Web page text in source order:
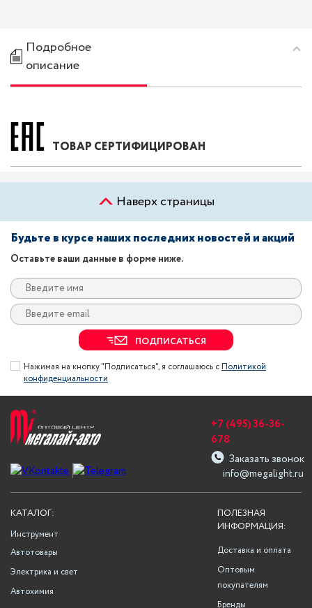
Подробное
описание
ТОВАР СЕРТИФИЦИРОВАН
Наверх страницы
Будьте в курсе наших последних новостей и акций
Оставьте ваши данные в форме ниже.
ПОДПИСАТЬСЯ
Нажимая на кнопку "Подписаться", я соглашаюсь сПолитикой
конфиденциальности
info@megalight.ru
+7 (495) 36-36-
678
Заказать звонок
ПОЛЕЗНАЯ
ИНФОРМАЦИЯ:
Доставка и оплата
Оптовым
покупателям
Бренды
КАТАЛОГ:
Инструмент
Автотовары
Электрика и свет
Автохимия